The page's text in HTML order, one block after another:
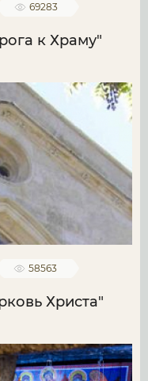
69283
к Храму"
58563
Христа"